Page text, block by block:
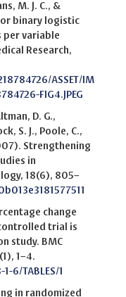
M. J. C., &
binary logistic
per variable
Research,
ASSET/IM
FIG4.JPEG
D. G.,
S. J., Poole, C.,
Strengthening
in
18(6), 805–
change
trial is
study. BMC
1–4.
6/TABLES/1
in randomized